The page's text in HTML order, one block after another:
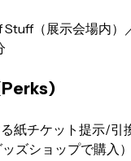
（展示会場内）
紙チケット提示/引
ズショップで購入）